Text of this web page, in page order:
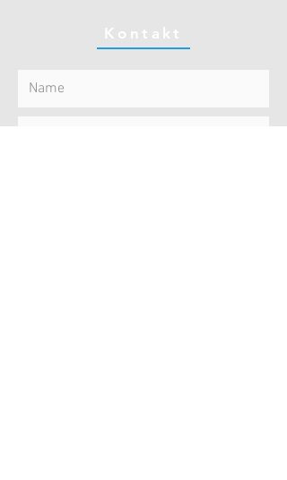
Kontakt